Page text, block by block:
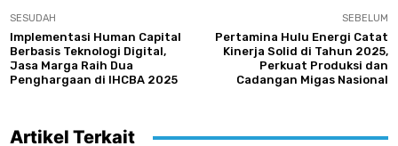
SESUDAH
Implementasi Human Capital
Berbasis Teknologi Digital,
Jasa Marga Raih Dua
Penghargaan di IHCBA 2025
SEBELUM
Pertamina Hulu Energi Catat
Kinerja Solid di Tahun 2025,
Perkuat Produksi dan
Cadangan Migas Nasional
Artikel Terkait